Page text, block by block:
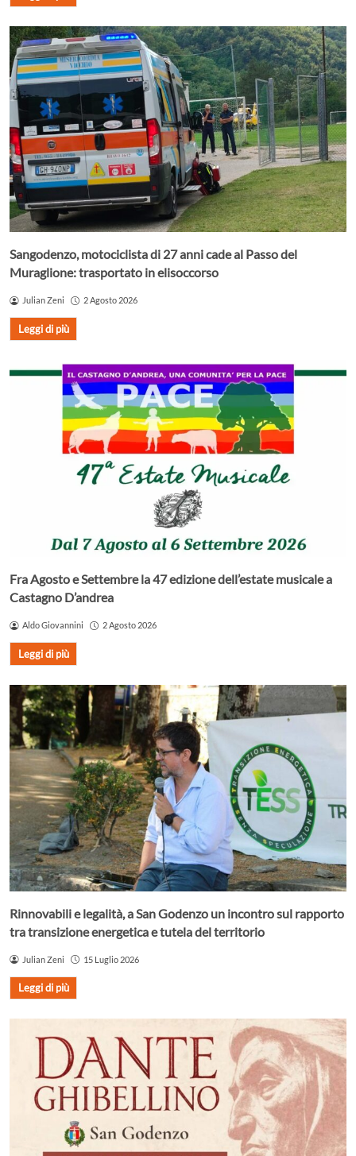
Sangodenzo, motociclista di 27 anni cade al Passo del
Muraglione: trasportato in elisoccorso
Julian Zeni 2 Agosto 2026
Leggi di più
Fra Agosto e Settembre la 47 edizione dell’estate musicale a
Castagno D’andrea
Aldo Giovannini 2 Agosto 2026
Leggi di più
Rinnovabili e legalità, a San Godenzo un incontro sul rapporto
tra transizione energetica e tutela del territorio
Julian Zeni 15 Luglio 2026
Leggi di più